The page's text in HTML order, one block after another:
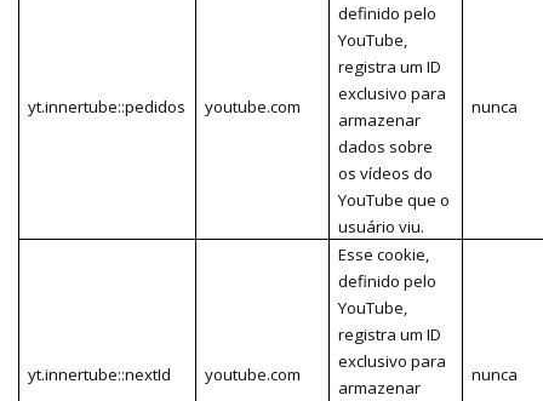
yt.innertube::pedidos youtube.com
definido pelo
YouTube,
registra um ID
exclusivo para
armazenar
dados sobre
os vídeos do
YouTube que o
usuário viu.
nunca
yt.innertube::nextId youtube.com
Esse cookie,
definido pelo
YouTube,
registra um ID
exclusivo para
armazenar
nunca